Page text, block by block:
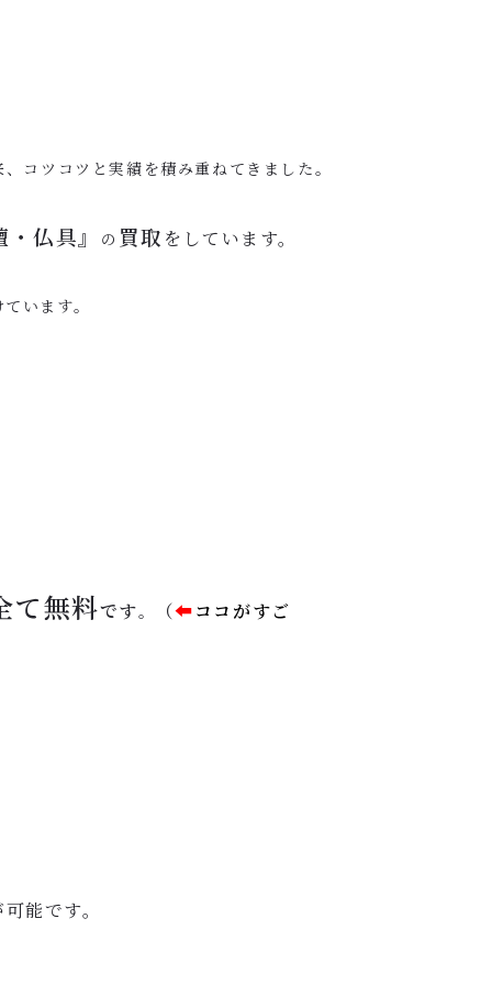
コツコツと実績を積み重ねてきました。
仏具』 の 買取 をしています。
います。
て無料です。 （⬅︎ココがすご
能です。